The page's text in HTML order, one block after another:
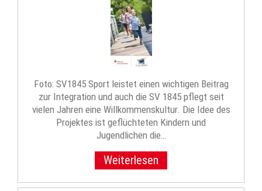
Foto: SV1845 Sport leistet einen wichtigen Beitrag
zur Integration und auch die SV 1845 pflegt seit
vielen Jahren eine Willkommenskultur. Die Idee des
Projektes ist geflüchteten Kindern und
Jugendlichen die…
Weiterlesen